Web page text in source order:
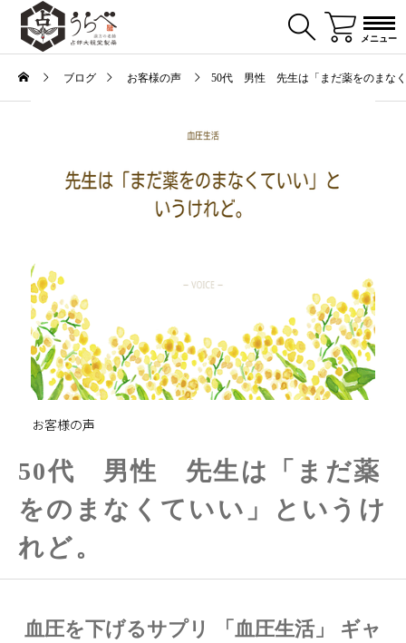
メニュー
ブログ お客様の声 50代 男性 先生は「まだ薬をのまなく
お客様の声
50代 男性 先生は「まだ薬
をのまなくていい」というけ
れど。
血圧を下げるサプリ 「血圧生活」 ギャ